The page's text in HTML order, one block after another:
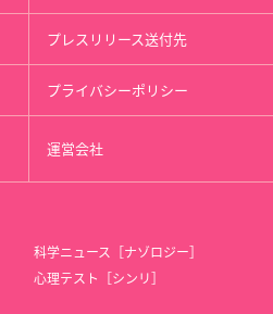
プレスリリース送付先
プライバシーポリシー
運営会社
科学ニュース［ナゾロジー］
心理テスト［シンリ］